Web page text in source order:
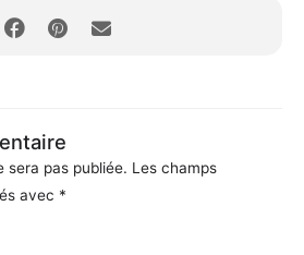
sera pas publiée. Les champs
avec *